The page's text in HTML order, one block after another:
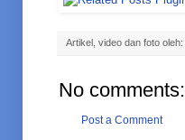
Artikel, video dan foto oleh:
No comments:
Post a Comment